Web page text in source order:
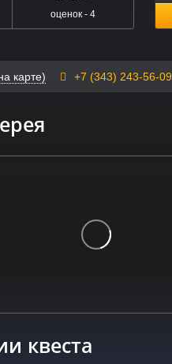
оценок - 4
карте) +7 (343) 243-56-09
квеста